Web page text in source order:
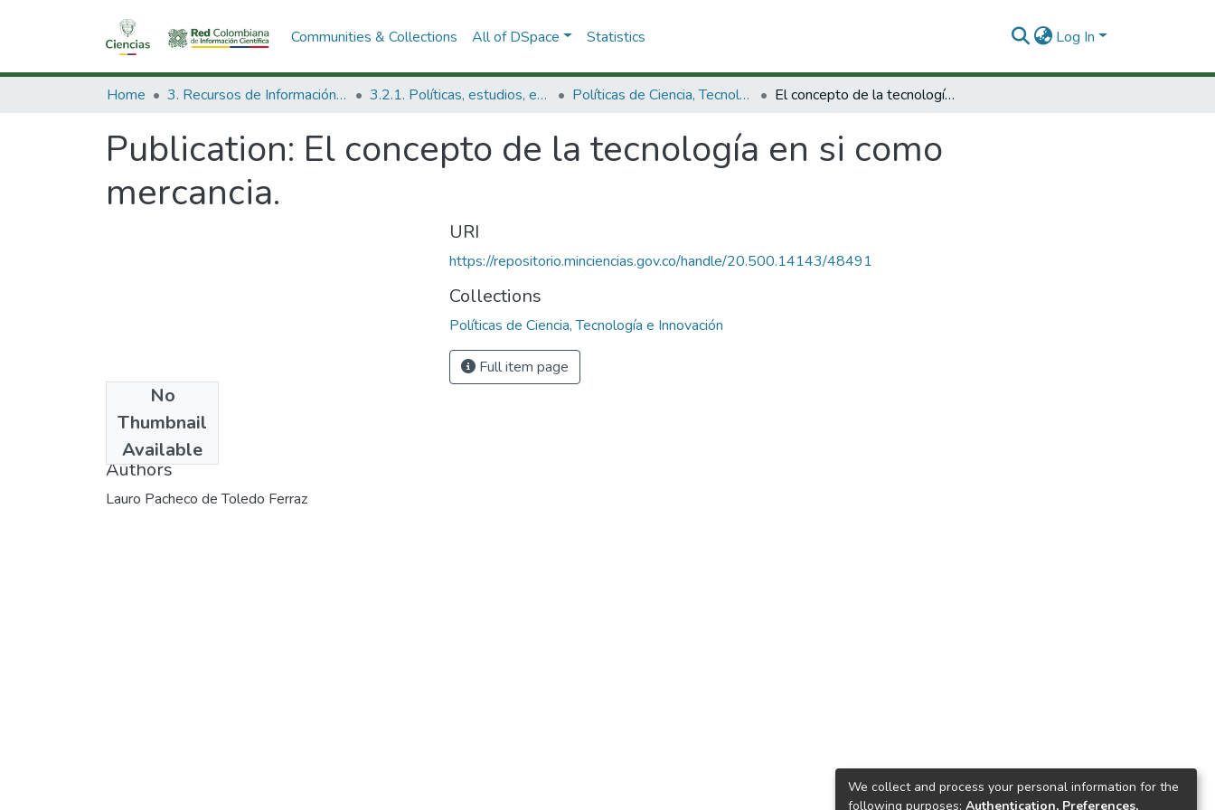
Communities & Collections All of DSpace Statistics Log In
Home 3. Recursos de Información Científica y Tecnológica 3.2.1. Políticas, estudios, evaluaciones e indicadores de CTeI Políticas de Ciencia, Tecnología e Innovación El concepto de la tecnología en si como mercancia.
Publication: El concepto de la tecnología en si como
mercancia.
No
Thumbnail
Available
1978
Authors
Lauro Pacheco de Toledo Ferraz
URI
https://repositorio.minciencias.gov.co/handle/20.500.14143/48491
Collections
Políticas de Ciencia, Tecnología e Innovación
Full item page
We collect and process your personal information for the
following purposes: Authentication, Preferences,